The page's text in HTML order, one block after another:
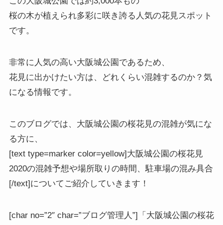
桜の木が植えられ多彩に咲き誇る人気の花見スポット
です。
非常に人気の高い大阪城公園であるため、
花見に出かけたい方は、どれくらい混雑するのか？気
になる情報です。
このブログでは、 大阪城公園の桜花見の混雑が気にな
る方に、
[text type=marker color=yellow]大阪城公園の桜花見
2020の混雑予想や場所取りの時間、駐車場の混み具合
[/text]についてご紹介していきます！
[char no=”2″ char=”ブログ管理人”]「大阪城公園の桜花